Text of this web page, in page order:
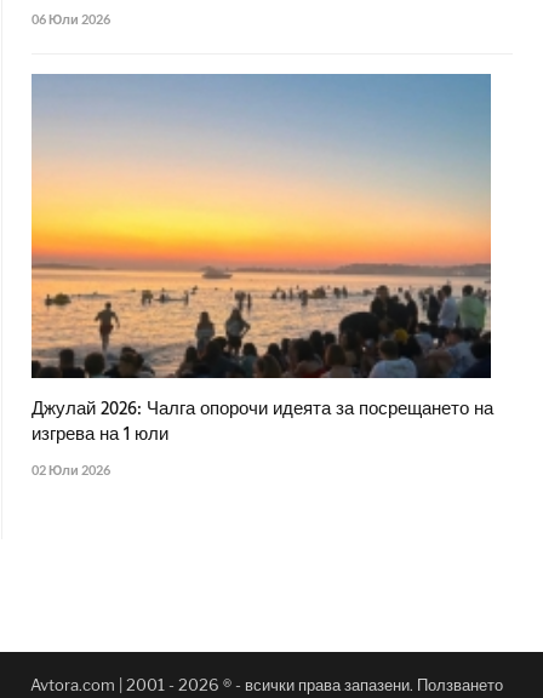
06 Юли 2026
Джулай 2026: Чалга опорочи идеята за посрещането на
изгрева на 1 юли
02 Юли 2026
Avtora.com | 2001 - 2026 ® - всички права запазени. Ползването